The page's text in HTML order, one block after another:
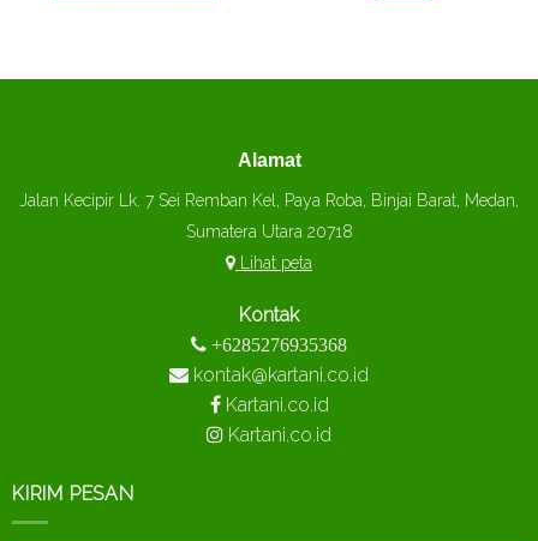
Alamat
Jalan Kecipir Lk. 7 Sei Remban Kel, Paya Roba, Binjai Barat, Medan,
Sumatera Utara 20718
Lihat peta
Kontak
+6285276935368
kontak@kartani.co.id
Kartani.co.id
Kartani.co.id
KIRIM PESAN